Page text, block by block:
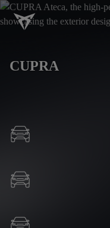
CUPRA